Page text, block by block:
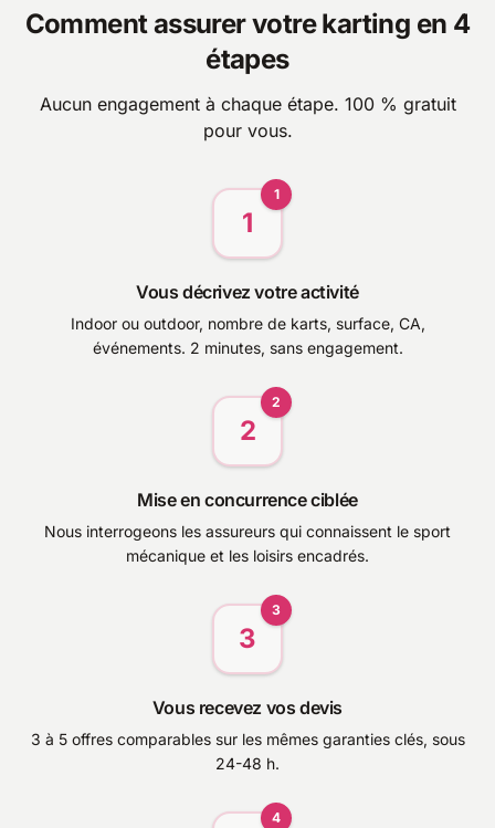
Comment assurer votre karting en 4
étapes
Aucun engagement à chaque étape. 100 % gratuit
pour vous.
1
1
Vous décrivez votre activité
Indoor ou outdoor, nombre de karts, surface, CA,
événements. 2 minutes, sans engagement.
2
2
Mise en concurrence ciblée
Nous interrogeons les assureurs qui connaissent le sport
mécanique et les loisirs encadrés.
3
3
Vous recevez vos devis
3 à 5 offres comparables sur les mêmes garanties clés, sous
24-48 h.
4